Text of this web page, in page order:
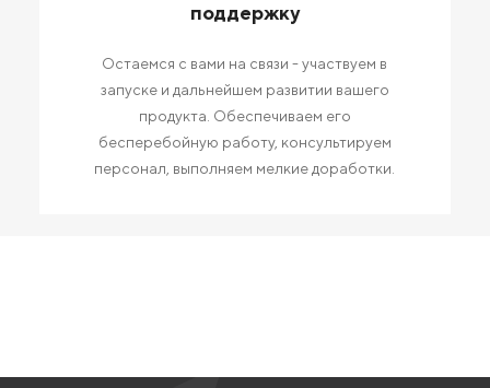
поддержку
Остаемся с вами на связи - участвуем в
запуске и дальнейшем развитии вашего
продукта. Обеспечиваем его
бесперебойную работу, консультируем
персонал, выполняем мелкие доработки.